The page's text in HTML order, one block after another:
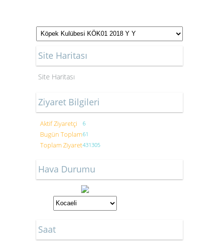
Site Haritası
Site Haritası
Ziyaret Bilgileri
Aktif Ziyaretçi 6
Bugün Toplam61
Toplam Ziyaret431305
Hava Durumu
Saat